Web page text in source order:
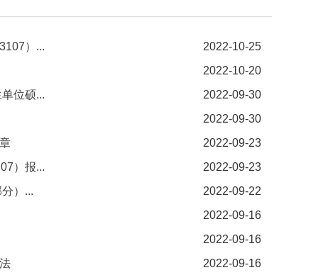
）...
2022-10-25
2022-10-20
位硕...
2022-09-30
2022-09-30
2022-09-23
）报...
2022-09-23
）...
2022-09-22
2022-09-16
2022-09-16
2022-09-16